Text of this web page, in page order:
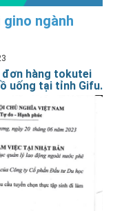
ngành
đơn hàng tokutei
uống tại tỉnh Gifu.